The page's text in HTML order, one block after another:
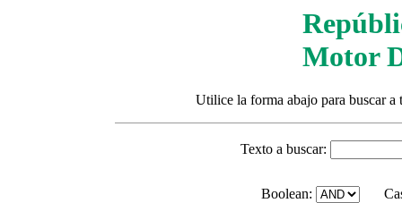
Motor
Utilice la forma abajo para buscar
Texto a buscar:
Boolean: